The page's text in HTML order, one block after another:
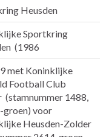
Heusden
Sportkring
(1986
met Koninklijke
Football Club
(stamnummer 1488,
groen) voor
Heusden-Zolder